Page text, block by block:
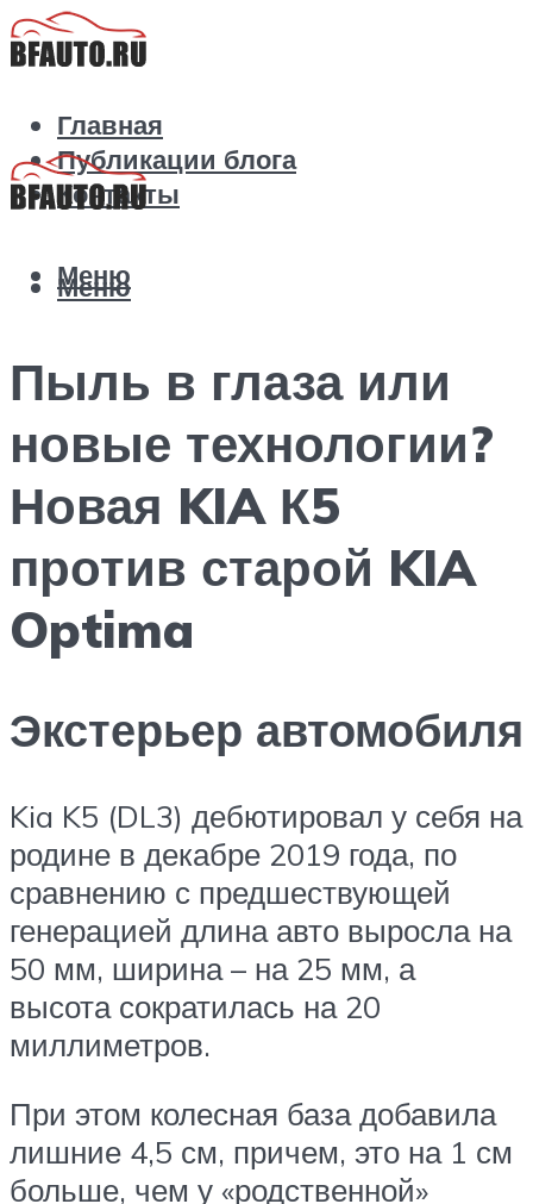
Главная
Публикации блога
Контакты
Меню
Меню
Пыль в глаза или
новые технологии?
Новая KIA К5
против старой KIA
Optima
Экстерьер автомобиля
Kia K5 (DL3) дебютировал у себя на
родине в декабре 2019 года, по
сравнению с предшествующей
генерацией длина авто выросла на
50 мм, ширина – на 25 мм, а
высота сократилась на 20
миллиметров.
При этом колесная база добавила
лишние 4,5 см, причем, это на 1 см
больше, чем у «родственной»